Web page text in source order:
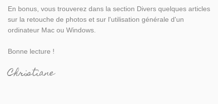
En bonus, vous trouverez dans la section Divers quelques articles
sur la retouche de photos et sur l'utilisation générale d'un
ordinateur Mac ou Windows.
Bonne lecture !
Christiane